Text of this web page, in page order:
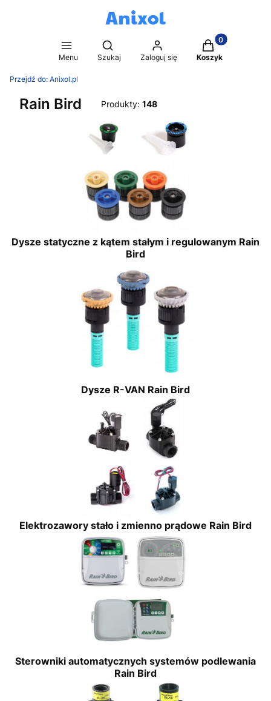
Menu
Otwórz wyszukiwarkę
Szukaj Zaloguj się
Produkty w
Koszyk
Przejdź do: Anixol.pl
Rain Bird Produkty: 148
Dysze statyczne z kątem stałym i regulowanym Rain
Bird
Dysze R-VAN Rain Bird
Elektrozawory stało i zmienno prądowe Rain Bird
Sterowniki automatycznych systemów podlewania
Rain Bird